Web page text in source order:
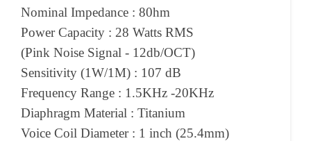
Nominal Impedance : 80hm
Power Capacity : 28 Watts RMS
(Pink Noise Signal - 12db/OCT)
Sensitivity (1W/1M) : 107 dB
Frequency Range : 1.5KHz -20KHz
Diaphragm Material : Titanium
Voice Coil Diameter : 1 inch (25.4mm)